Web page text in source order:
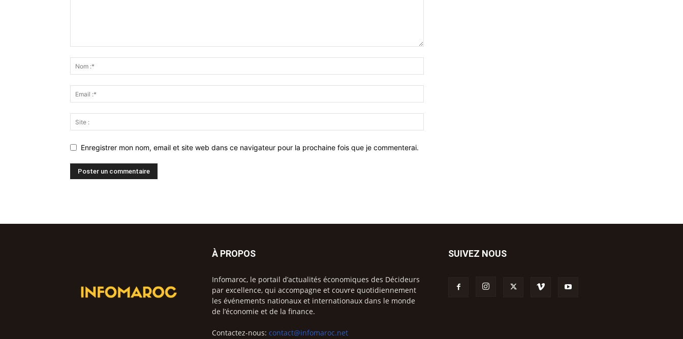
Enregistrer mon nom, email et site web dans ce navigateur pour la prochaine fois que je commenterai.
À PROPOS
Infomaroc, le portail d’actualités économiques des Décideurs
par excellence, qui accompagne et couvre quotidiennement
les événements nationaux et internationaux dans le monde
de l’économie et de la finance.
Contactez-nous: contact@infomaroc.net
SUIVEZ NOUS